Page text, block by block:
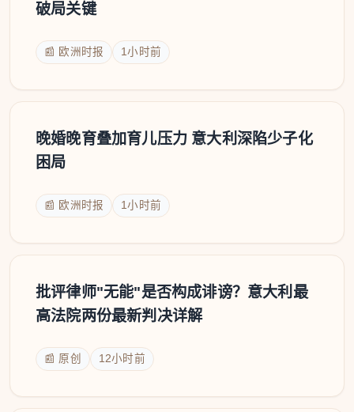
破局关键
📰 欧洲时报 1小时前
晚婚晚育叠加育儿压力 意大利深陷少子化
困局
📰 欧洲时报 1小时前
批评律师"无能"是否构成诽谤？意大利最
高法院两份最新判决详解
📰 原创 12小时前